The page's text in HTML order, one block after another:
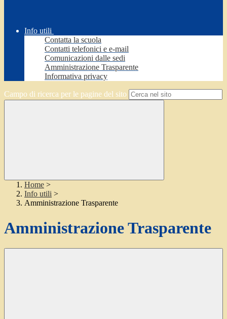
Info utili
Contatta la scuola
Contatti telefonici e e-mail
Comunicazioni dalle sedi
Amministrazione Trasparente
Informativa privacy
Campo di ricerca per le pagine del sito
Home >
Info utili >
Amministrazione Trasparente
Amministrazione Trasparente